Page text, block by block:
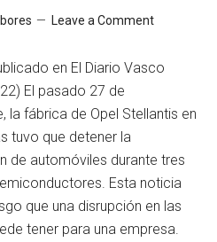
Leave a Comment
en El Diario Vasco
El pasado 27 de
la fábrica de Opel Stellantis en
tuvo que detener la
de automóviles durante tres
Esta noticia
que una disrupción en las
tener para una empresa.